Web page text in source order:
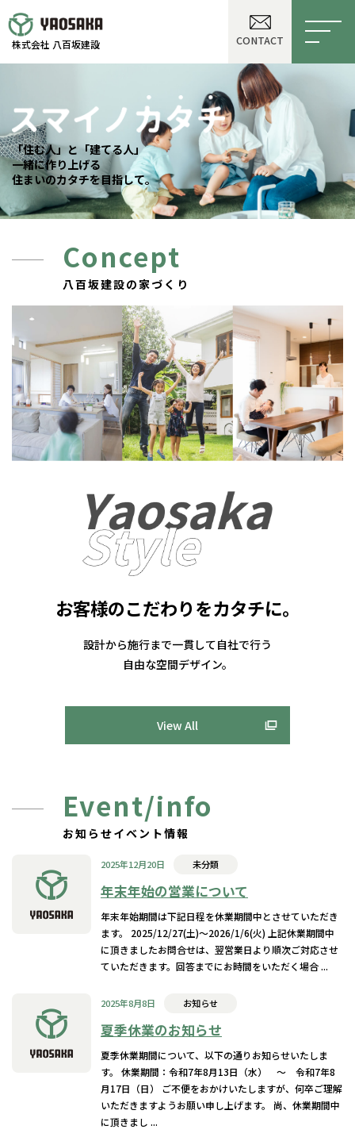
株式会社 八百坂建設 CONTACT
「住む人」と「建てる人」
一緒に作り上げる
住まいのカタチを目指して。
「住む人」と「建てる人」
一緒に作り上げる
住まいのカタチを目指して。
「住む人」と「建てる人」
一緒に作り上げる
住まいのカタチを目指して。
Concept
八百坂建設の家づくり
お客様のこだわりをカタチに。
設計から施行まで一貫して自社で行う
自由な空間デザイン。
View All
Event/info
お知らせイベント情報
2025年12月20日 未分類
年末年始の営業について
年末年始期間は下記日程を休業期間中とさせていただき
ます。 2025/12/27(土)〜2026/1/6(火) 上記休業期間中
に頂きましたお問合せは、翌営業日より順次ご対応させ
ていただきます。回答までにお時間をいただく場合 ...
2025年8月8日 お知らせ
夏季休業のお知らせ
夏季休業期間について、以下の通りお知らせいたしま
す。 休業期間：令和7年8月13日（水） ～ 令和7年8
月17日（日） ご不便をおかけいたしますが、何卒ご理解
いただきますようお願い申し上げます。 尚、休業期間中
に頂きまし ...